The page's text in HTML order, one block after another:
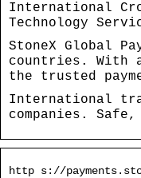
International
Technology
StoneX Global
countries. With
the trusted
International
companies.
http s://